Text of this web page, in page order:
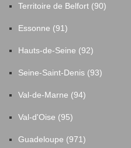
Territoire de Belfort (90)
Essonne (91)
Hauts-de-Seine (92)
Seine-Saint-Denis (93)
Val-de-Marne (94)
Val-d'Oise (95)
Guadeloupe (971)